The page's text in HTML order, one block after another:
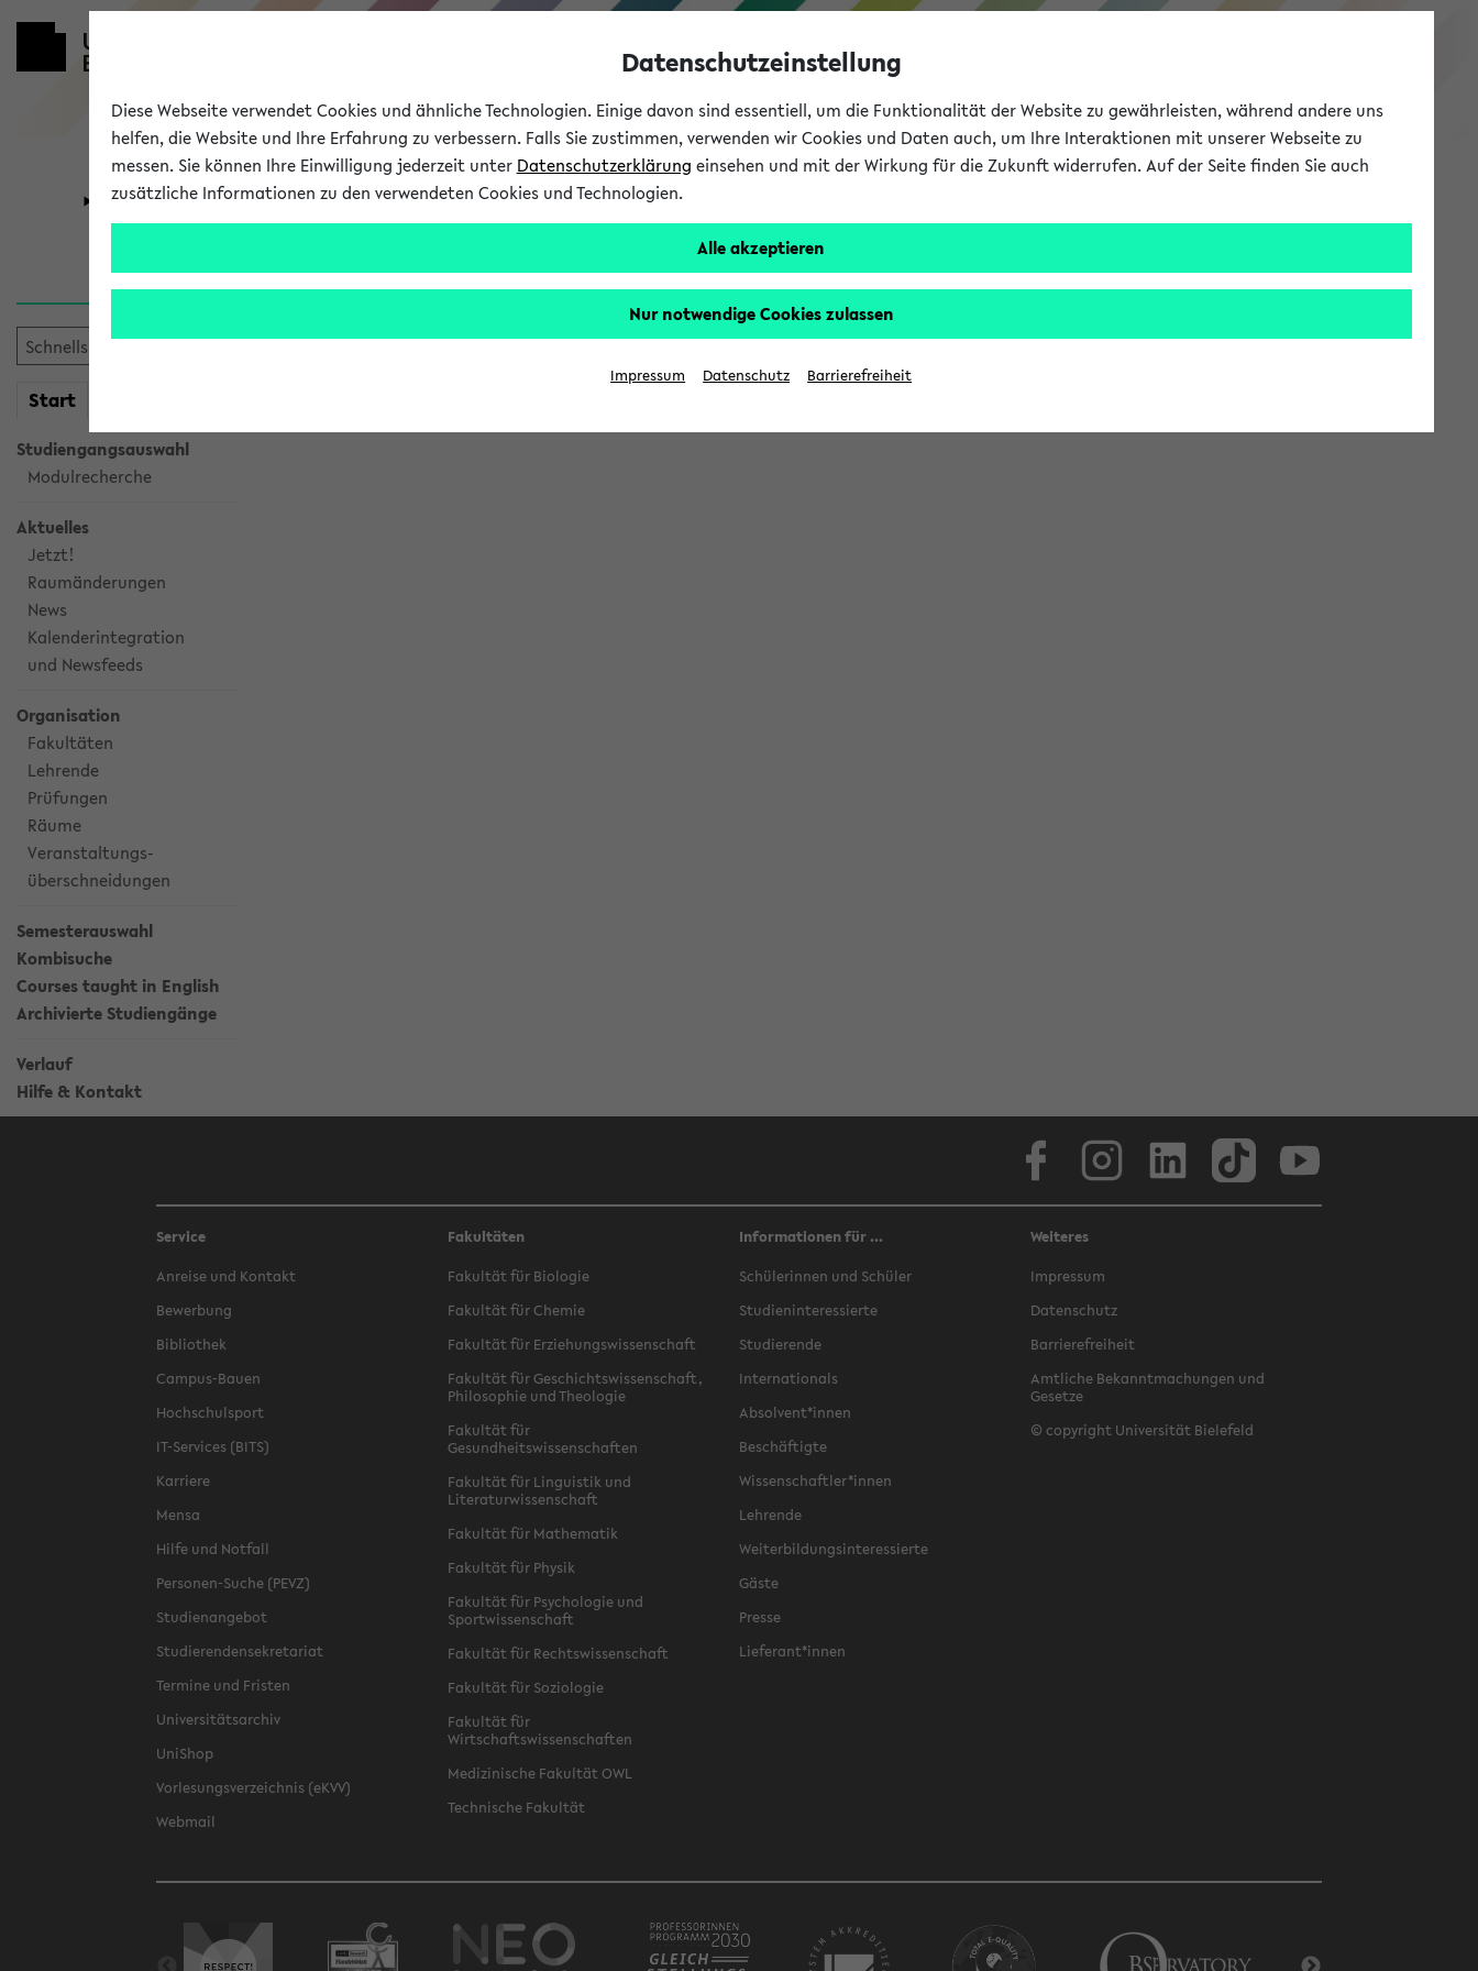
eKVV
Universität Forschung Studium
Start
Studiengangsauswahl
Modulrecherche
Aktuelles
Jetzt!
Raumänderungen
News
Kalenderintegration
und Newsfeeds
Organisation
Fakultäten
Lehrende
Prüfungen
Räume
Veranstaltungs-
überschneidungen
Semesterauswahl
Kombisuche
Courses taught in English
Archivierte Studiengänge
Verlauf
Hilfe & Kontakt
Verlauf
Service
Anreise und Kontakt
Bewerbung
Bibliothek
Campus-Bauen
Hochschulsport
IT-Services (BITS)
Karriere
Mensa
Hilfe und Notfall
Personen-Suche (PEVZ)
Studienangebot
Studierendensekretariat
Termine und Fristen
Universitätsarchiv
UniShop
Vorlesungsverzeichnis (eKVV)
Webmail
Fakultäten
Fakultät für Biologie
Fakultät für Chemie
Fakultät für Erziehungswissenschaft
Fakultät für Geschichtswissenschaft,
Philosophie und Theologie
Fakultät für
Gesundheitswissenschaften
Fakultät für Linguistik und
Literaturwissenschaft
Fakultät für Mathematik
Fakultät für Physik
Fakultät für Psychologie und
Sportwissenschaft
Fakultät für Rechtswissenschaft
Fakultät für Soziologie
Fakultät für
Wirtschaftswissenschaften
Medizinische Fakultät OWL
Technische Fakultät
Informationen für ...
Schülerinnen und Schüler
Studieninteressierte
Studierende
Internationals
Absolvent*innen
Beschäftigte
Wissenschaftler*innen
Lehrende
Weiterbildungsinteressierte
Gäste
Presse
Lieferant*innen
Weiteres
Impressum
Datenschutz
Barrierefreiheit
Amtliche Bekanntmachungen und
Gesetze
© copyright Universität Bielefeld
Datenschutzeinstellung
Diese Webseite verwendet Cookies und ähnliche Technologien. Einige davon sind essentiell, um die Funktionalität der Website zu gewährleisten, während andere uns
helfen, die Website und Ihre Erfahrung zu verbessern. Falls Sie zustimmen, verwenden wir Cookies und Daten auch, um Ihre Interaktionen mit unserer Webseite zu
messen. Sie können Ihre Einwilligung jederzeit unter Datenschutzerklärung einsehen und mit der Wirkung für die Zukunft widerrufen. Auf der Seite finden Sie auch
zusätzliche Informationen zu den verwendeten Cookies und Technologien.
Alle akzeptieren
Nur notwendige Cookies zulassen
Impressum Datenschutz Barrierefreiheit